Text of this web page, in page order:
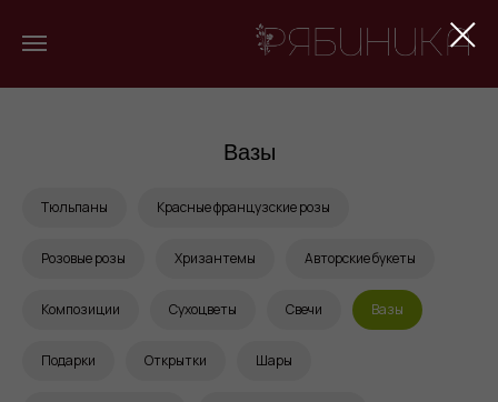
Вазы
Тюльпаны Красные французские розы
Розовые розы Хризантемы Авторские букеты
Композиции Сухоцветы Свечи Вазы
Подарки Открытки Шары